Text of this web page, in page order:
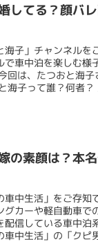
してる？顔バ
海子」チャンネルを
で車中泊を楽しむ様
回は、たつおと海
海子って誰？何者？
の素顔は？本
車中生活」をご存知
カーや軽自動車で
信している車中泊
車中生活」の「クピ